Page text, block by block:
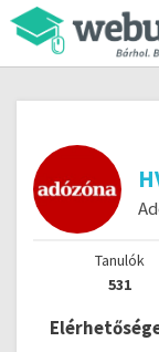
Tanulók
531